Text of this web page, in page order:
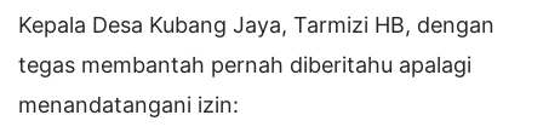
Kepala Desa Kubang Jaya, Tarmizi HB, dengan
tegas membantah pernah diberitahu apalagi
menandatangani izin: